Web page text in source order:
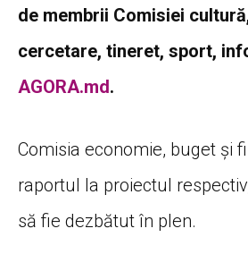
de membrii Comisiei
cercetare, tineret, sport,
AGORA.md.
Comisia economie, buget și
raportul la proiectul
să fie dezbătut în plen.